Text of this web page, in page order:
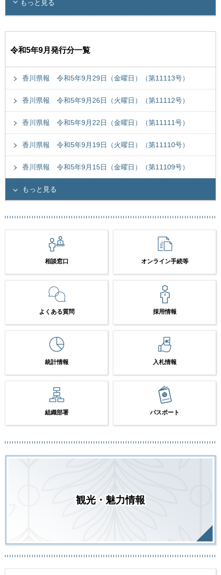
もっと見る
令和5年9月発行分一覧
香川県報 令和5年9月29日（金曜日）（第11113号）
香川県報 令和5年9月26日（火曜日）（第11112号）
香川県報 令和5年9月22日（金曜日）（第11111号）
香川県報 令和5年9月19日（火曜日）（第11110号）
香川県報 令和5年9月15日（金曜日）（第11109号）
もっと見る
相談窓口 オンライン手続等
よくある質問 採用情報
統計情報 入札情報
組織部署 パスポート
観光・魅力情報